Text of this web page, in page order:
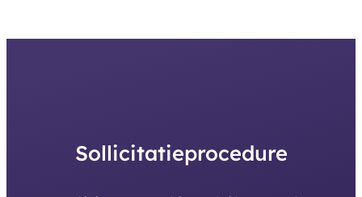
Sollicitatieprocedure